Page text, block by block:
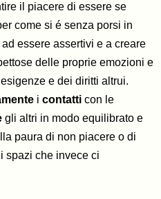
il piacere di essere se
come si é senza porsi in
essere assertivi e a creare
delle proprie emozioni e
e dei diritti altrui.
i contatti con le
gli altri in modo equilibrato e
paura di non piacere o di
spazi che invece ci